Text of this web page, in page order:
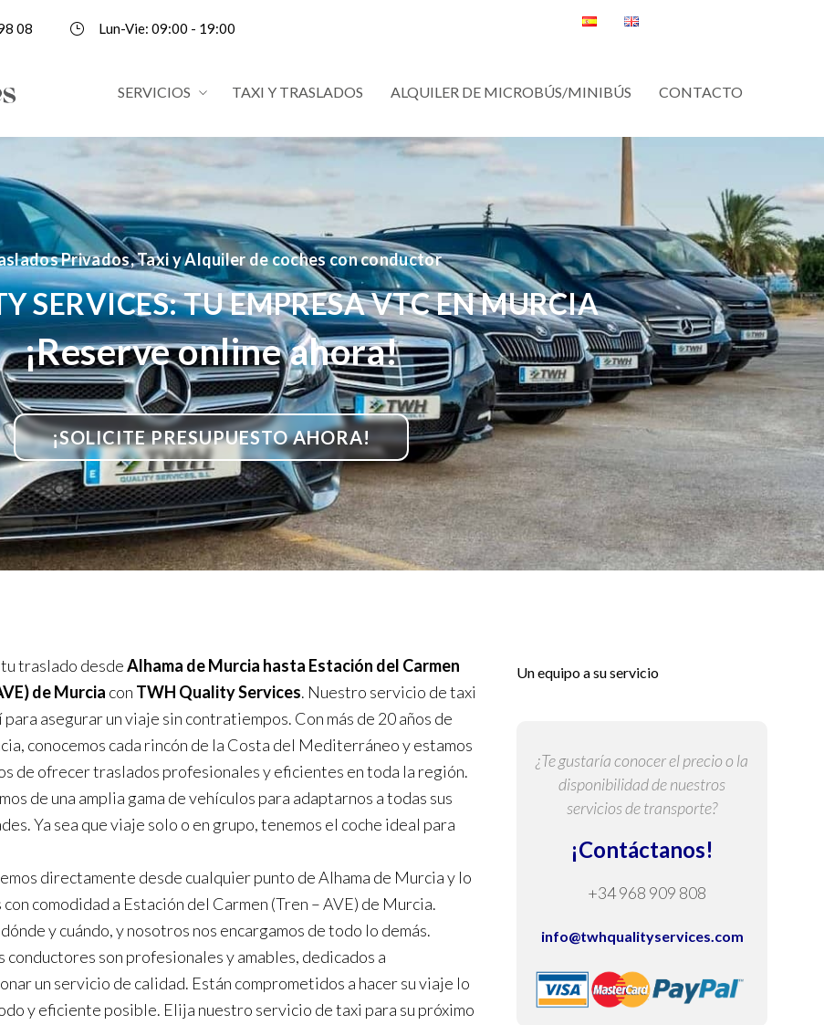
08 Lun-Vie: 09:00 - 19:00
SERVICIOS TAXI Y TRASLADOS ALQUILER DE MICROBÚS/MINIBÚS CONTACTO
Privados, Taxi y Alquiler de coches con conductor
SERVICES: TU EMPRESA VTC EN MURCIA
¡Reserve online ahora!
¡SOLICITE PRESUPUESTO AHORA!
traslado desdeAlhama de Murcia hasta Estación del Carmen
de Murcia con TWH Quality Services. Nuestro servicio de taxi
para asegurar un viaje sin contratiempos. Con más de 20 años de
conocemos cada rincón de la Costa del Mediterráneo y estamos
de ofrecer traslados profesionales y eficientes en toda la región.
de una amplia gama de vehículos para adaptarnos a todas sus
Ya sea que viaje solo o en grupo, tenemos el coche ideal para
directamente desde cualquier punto de Alhama de Murcia y lo
con comodidad a Estación del Carmen (Tren – AVE) de Murcia.
y cuándo, y nosotros nos encargamos de todo lo demás.
conductores son profesionales y amables, dedicados a
un servicio de calidad. Están comprometidos a hacer su viaje lo
y eficiente posible. Elija nuestro servicio de taxi para su próximo
Un equipo a su servicio
¿Te gustaría conocer el precio o la
disponibilidad de nuestros
servicios de transporte?
¡Contáctanos!
+34 968 909 808
info@twhqualityservices.com